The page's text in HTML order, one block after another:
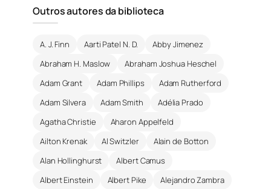
Outros autores da biblioteca
A. J. Finn Aarti Patel N. D.
Abby Jimenez
Abraham H. Maslow
Abraham Joshua Heschel
Adam Grant
Adam Phillips
Adam Rutherford
Adam Silvera
Adam Smith
Adélia Prado
Agatha Christie
Aharon Appelfeld
Ailton Krenak
Al Switzler
Alain de Botton
Alan Hollinghurst
Albert Camus
Albert Einstein
Albert Pike Alejandro Zambra